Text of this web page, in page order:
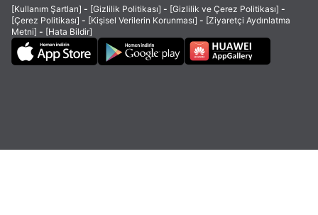
[Kullanım Şartları] - [Gizlilik Politikası] - [Gizlilik ve Çerez Politikası] -
[Çerez Politikası] - [Kişisel Verilerin Korunması] - [Ziyaretçi Aydınlatma
Metni] - [Hata Bildir]